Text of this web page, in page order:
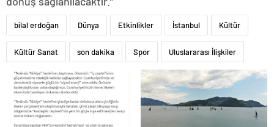
bilal erdoğan Dünya Etkinlikler İstanbul Kültür
Kültür Sanat son dakika Spor Uluslararası İlişkiler